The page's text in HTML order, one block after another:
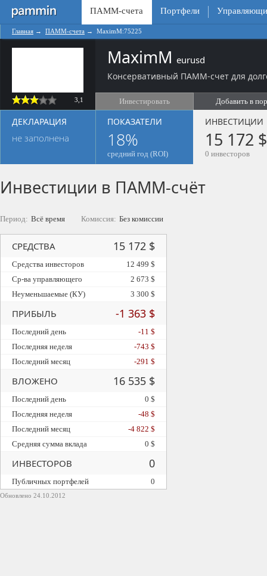
ПАММ-счета Портфели
Главная → ПАММ-счета → MaximM:75225
3,1
MaximM eurusd
Консервативный ПАММ-счет для
Инвестировать Добавить в
ДЕКЛАРАЦИЯ
не заполнена
ПОКАЗАТЕЛИ
18%
средний год (ROI)
ИНВЕСТИЦИИ
15 172 $
0 инвесторов
Инвестиции в ПАММ-счёт
Период: Всё время Комиссия: Без комиссии
Обновлено 24.10.2012
СРЕДСТВА 15 172 $
Средства инвесторов
12 499 $
Ср-ва управляющего
2 673 $
Неуменьшаемые (КУ)
3 300 $
ПРИБЫЛЬ -1 363 $
Последний день
-11 $
Последняя неделя
-743 $
Последний месяц
-291 $
ВЛОЖЕНО 16 535 $
Последний день
0 $
Последняя неделя
-48 $
Последний месяц
-4 822 $
Средняя сумма вклада
0 $
ИНВЕСТОРОВ 0
Публичных портфелей 0